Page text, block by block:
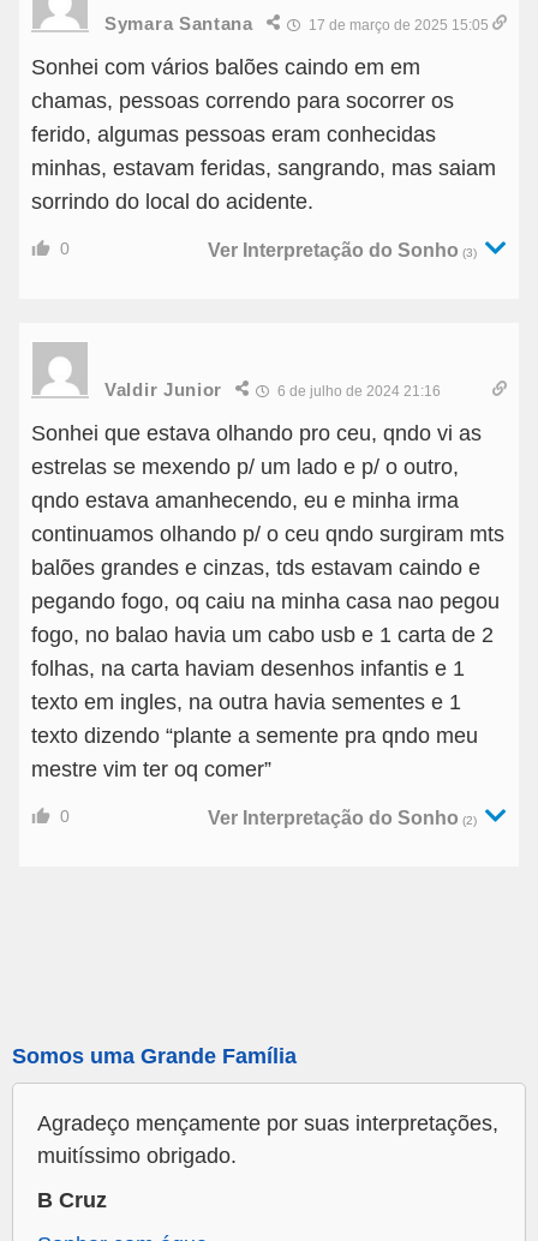
Symara Santana 17 de março de 2025 15:05
Sonhei com vários balões caindo em em
chamas, pessoas correndo para socorrer os
ferido, algumas pessoas eram conhecidas
minhas, estavam feridas, sangrando, mas saiam
sorrindo do local do acidente.
0 Ver Interpretação do Sonho (3)
Valdir Junior 6 de julho de 2024 21:16
Sonhei que estava olhando pro ceu, qndo vi as
estrelas se mexendo p/ um lado e p/ o outro,
qndo estava amanhecendo, eu e minha irma
continuamos olhando p/ o ceu qndo surgiram mts
balões grandes e cinzas, tds estavam caindo e
pegando fogo, oq caiu na minha casa nao pegou
fogo, no balao havia um cabo usb e 1 carta de 2
folhas, na carta haviam desenhos infantis e 1
texto em ingles, na outra havia sementes e 1
texto dizendo “plante a semente pra qndo meu
mestre vim ter oq comer”
0 Ver Interpretação do Sonho (2)
Somos uma Grande Família
Agradeço mençamente por suas interpretações,
muitíssimo obrigado.
B Cruz